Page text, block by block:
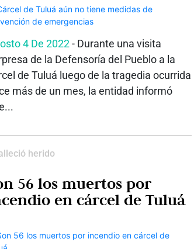
4 De 2022- Durante una visita
de la Defensoría del Pueblo a la
de Tuluá luego de la tragedia ocurrida
más de un mes, la entidad informó
herido
56 los muertos por
en cárcel de Tuluá